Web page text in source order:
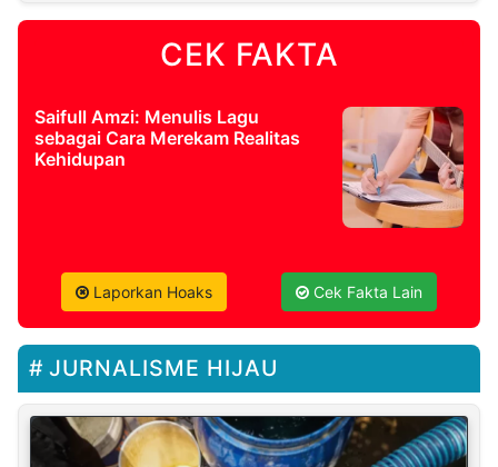
CEK FAKTA
Saifull Amzi: Menulis Lagu
sebagai Cara Merekam Realitas
Kehidupan
Laporkan Hoaks Cek Fakta Lain
JURNALISME HIJAU